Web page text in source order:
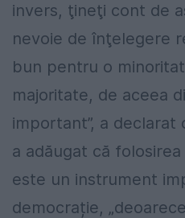
invers, ţineţi cont de
nevoie de înţelegere
bun pentru o
majoritate, de aceea
important”, a declarat
a adăugat că
este un instrument
democrație,